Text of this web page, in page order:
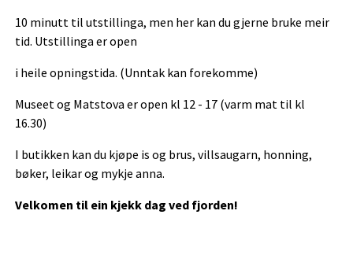
10 minutt til utstillinga, men her kan du gjerne bruke meir
tid. Utstillinga er open
i heile opningstida. (Unntak kan forekomme)
Museet og Matstova er open kl 12 - 17 (varm mat til kl
16.30)
I butikken kan du kjøpe is og brus, villsaugarn, honning,
bøker, leikar og mykje anna.
Velkomen til ein kjekk dag ved fjorden!